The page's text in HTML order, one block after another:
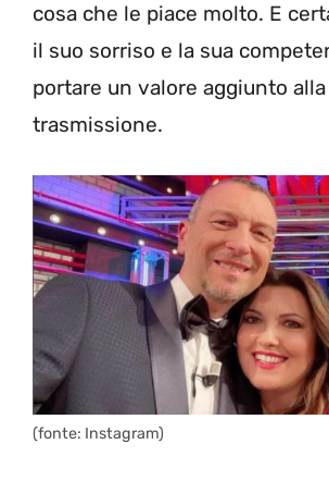
cosa che le piace molto. E
il suo sorriso e la sua
portare un valore aggiunto alla
trasmissione.
(fonte: Instagram)